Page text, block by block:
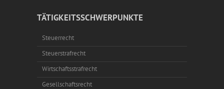
TÄTIGKEITSSCHWERPUNKTE
Steuerrecht
Steuerstrafrecht
Wirtschaftsstrafrecht
Gesellschaftsrecht